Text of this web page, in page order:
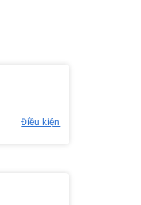
Điều kiện